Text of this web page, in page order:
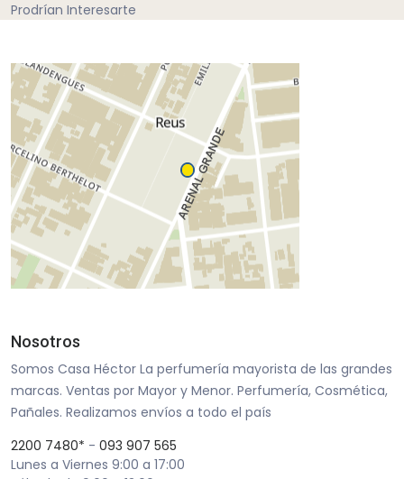
Prodrían Interesarte
Nosotros
Somos Casa Héctor La perfumería mayorista de las grandes
marcas. Ventas por Mayor y Menor. Perfumería, Cosmética,
Pañales. Realizamos envíos a todo el país
2200 7480* - 093 907 565
Lunes a Viernes 9:00 a 17:00